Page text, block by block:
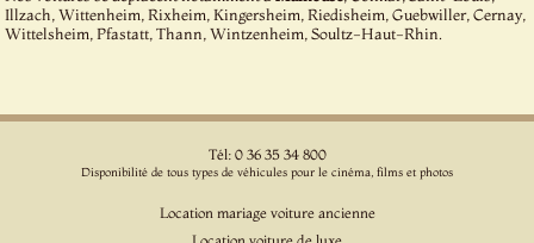
Illzach, Wittenheim, Rixheim, Kingersheim, Riedisheim, Guebwiller, Cernay,
Wittelsheim, Pfastatt, Thann, Wintzenheim, Soultz-Haut-Rhin.
Tél: 0 36 35 34 800
Disponibilité de tous types de véhicules pour le cinéma, films et photos
Location mariage voiture ancienne